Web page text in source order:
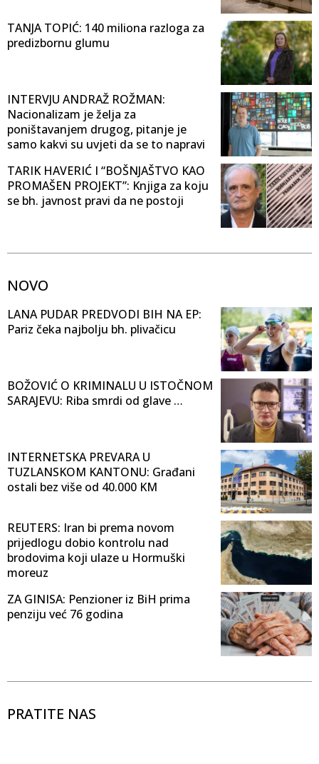
TANJA TOPIĆ: 140 miliona razloga za
predizbornu glumu
INTERVJU ANDRAŽ ROŽMAN:
Nacionalizam je želja za
poništavanjem drugog, pitanje je
samo kakvi su uvjeti da se to napravi
TARIK HAVERIĆ I “BOŠNJAŠTVO KAO
PROMAŠEN PROJEKT”: Knjiga za koju
se bh. javnost pravi da ne postoji
NOVO
LANA PUDAR PREDVODI BIH NA EP:
Pariz čeka najbolju bh. plivačicu
BOŽOVIĆ O KRIMINALU U ISTOČNOM
SARAJEVU: Riba smrdi od glave …
INTERNETSKA PREVARA U
TUZLANSKOM KANTONU: Građani
ostali bez više od 40.000 KM
REUTERS: Iran bi prema novom
prijedlogu dobio kontrolu nad
brodovima koji ulaze u Hormuški
moreuz
ZA GINISA: Penzioner iz BiH prima
penziju već 76 godina
PRATITE NAS